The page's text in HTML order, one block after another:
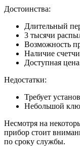
Достоинства:
Длительный
3 тысячи
Возможность
Наличие
Доступная
Недостатки:
Требует
Небольшой
Несмотря на
прибор стоит
по сроку службы.